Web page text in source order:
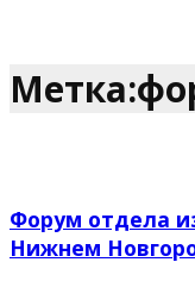
Форум отдела
Нижнем